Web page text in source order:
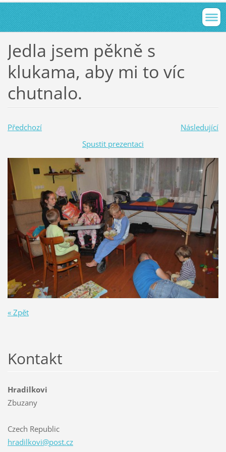
Jedla jsem pěkně s
klukama, aby mi to víc
chutnalo.
Předchozí
Následující
Spustit prezentaci
« Zpět
Kontakt
Hradilkovi
Zbuzany
Czech Republic
hradilkovi@post.cz